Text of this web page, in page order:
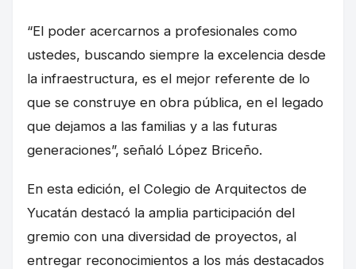
“El poder acercarnos a profesionales como
ustedes, buscando siempre la excelencia desde
la infraestructura, es el mejor referente de lo
que se construye en obra pública, en el legado
que dejamos a las familias y a las futuras
generaciones”, señaló López Briceño.
En esta edición, el Colegio de Arquitectos de
Yucatán destacó la amplia participación del
gremio con una diversidad de proyectos, al
entregar reconocimientos a los más destacados